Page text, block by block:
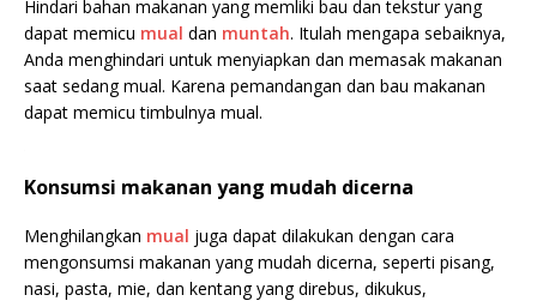
Hindari bahan makanan yang memliki bau dan tekstur yang
dapat memicu mual dan muntah. Itulah mengapa sebaiknya,
Anda menghindari untuk menyiapkan dan memasak makanan
saat sedang mual. Karena pemandangan dan bau makanan
dapat memicu timbulnya mual.
Konsumsi makanan yang mudah dicerna
Menghilangkan mual juga dapat dilakukan dengan cara
mengonsumsi makanan yang mudah dicerna, seperti pisang,
nasi, pasta, mie, dan kentang yang direbus, dikukus,